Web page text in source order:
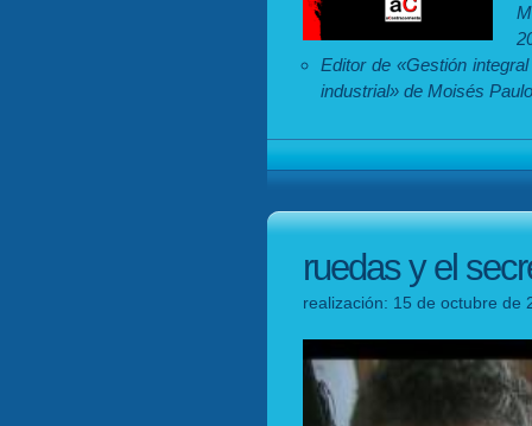
Editor de «Gestión
industrial» de Moisés
ruedas y el
realización: 15 de octubre de